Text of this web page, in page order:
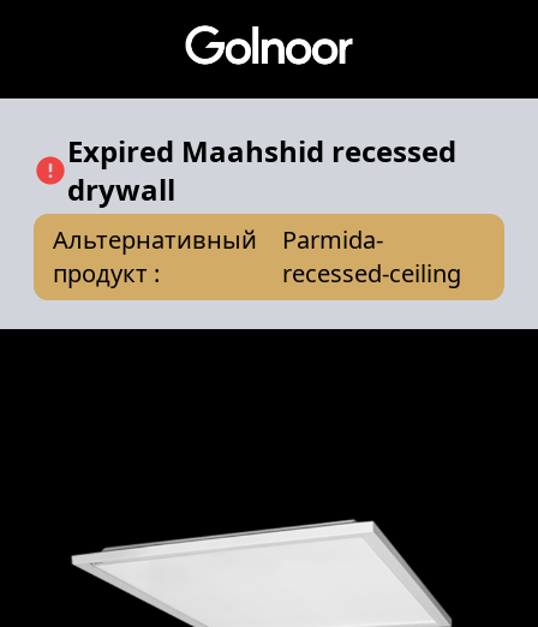
Expired Maahshid recessed
drywall
Альтернативный
продукт :
Parmida-
recessed-ceiling